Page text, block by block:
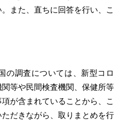
また、直ちに回答を行い、こ
の調査については、新型コロ
等や民間検査機関、保健所等
が含まれていることから、こ
だきながら、取りまとめを行